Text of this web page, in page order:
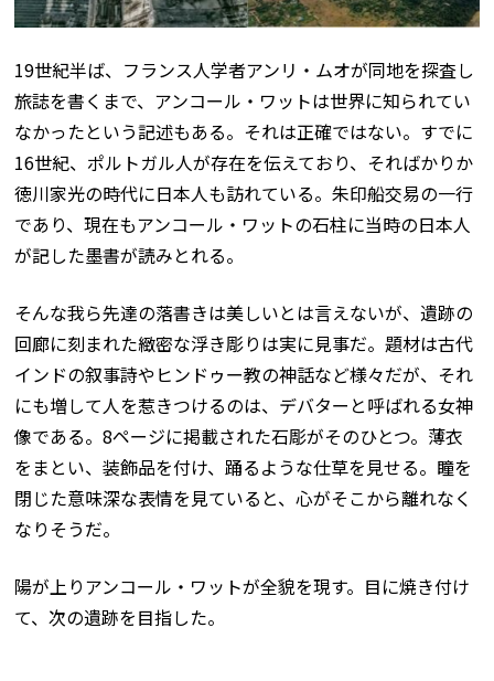
19世紀半ば、フランス人学者アンリ・ムオが同地を探査し
旅誌を書くまで、アンコール・ワットは世界に知られてい
なかったという記述もある。それは正確ではない。すでに
16世紀、ポルトガル人が存在を伝えており、そればかりか
徳川家光の時代に日本人も訪れている。朱印船交易の一行
であり、現在もアンコール・ワットの石柱に当時の日本人
が記した墨書が読みとれる。
そんな我ら先達の落書きは美しいとは言えないが、遺跡の
回廊に刻まれた緻密な浮き彫りは実に見事だ。題材は古代
インドの叙事詩やヒンドゥー教の神話など様々だが、それ
にも増して人を惹きつけるのは、デバターと呼ばれる女神
像である。8ページに掲載された石彫がそのひとつ。薄衣
をまとい、装飾品を付け、踊るような仕草を見せる。瞳を
閉じた意味深な表情を見ていると、心がそこから離れなく
なりそうだ。
陽が上りアンコール・ワットが全貌を現す。目に焼き付け
て、次の遺跡を目指した。